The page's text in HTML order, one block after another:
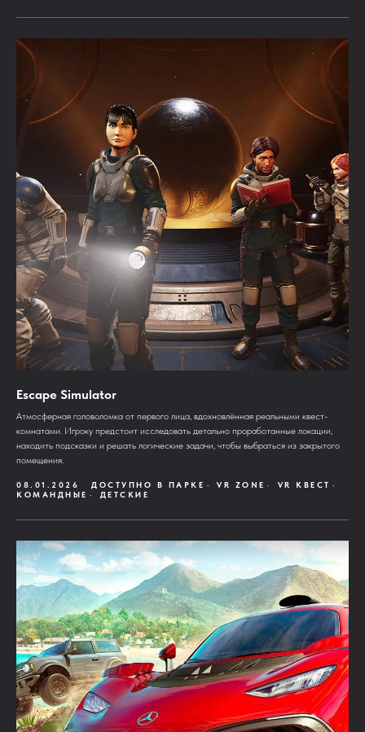
Escape Simulator
Aтмосферная головоломка от первого лица, вдохновлённая реальными квест-
комнатами. Игроку предстоит исследовать детально проработанные локации,
находить подсказки и решать логические задачи, чтобы выбраться из закрытого
помещения.
08.01.2026 ДОСТУПНО В ПАРКЕ VR ZONE
VR КВЕСТ
КОМАНДНЫЕ
ДЕТСКИЕ